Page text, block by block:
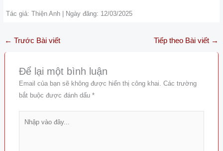
Tác giả: Thiện Anh | Ngày đăng: 12/03/2025
← Trước Bài viết Tiếp theo Bài viết →
Để lại một bình luận
Email của bạn sẽ không được hiển thị công khai. Các trường
bắt buộc được đánh dấu *